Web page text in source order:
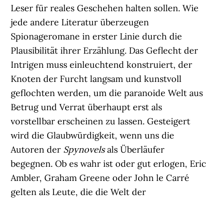
Leser für reales Geschehen halten sollen. Wie
jede andere Literatur überzeugen
Spionageromane in erster Linie durch die
Plausibilität ihrer Erzählung. Das Geflecht der
Intrigen muss einleuchtend konstruiert, der
Knoten der Furcht langsam und kunstvoll
geflochten werden, um die paranoide Welt aus
Betrug und Verrat überhaupt erst als
vorstellbar erscheinen zu lassen. Gesteigert
wird die Glaubwürdigkeit, wenn uns die
Autoren der Spynovelsals Überläufer
begegnen. Ob es wahr ist oder gut erlogen, Eric
Ambler, Graham Greene oder John le Carré
gelten als Leute, die die Welt der